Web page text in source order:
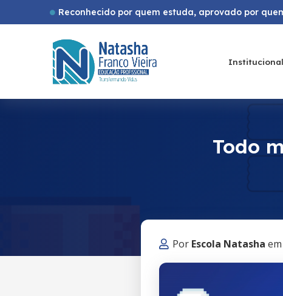
Reconhecido por quem estuda, aprovado por
Institucional
Todo
Por Escola Natasha em